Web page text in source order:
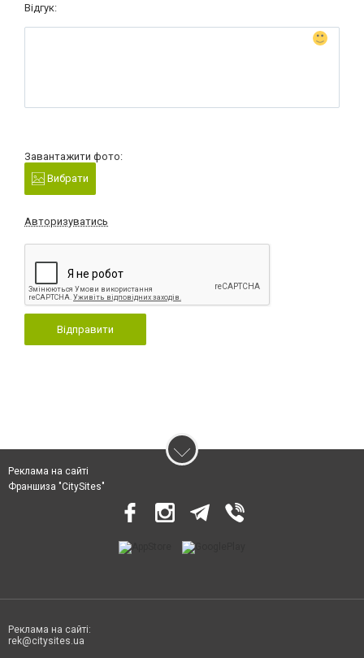
Відгук:
Завантажити фото:
Вибрати
Авторизуватись
Відправити
Реклама на сайті
Франшиза "CitySites"
Реклама на сайті:
rek@citysites.ua